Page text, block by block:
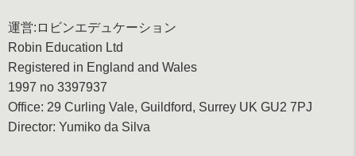
運営:ロビンエデュケーション
Robin Education Ltd
Registered in England and Wales
1997 no 3397937
Office: 29 Curling Vale, Guildford, Surrey UK GU2 7PJ
Director: Yumiko da Silva